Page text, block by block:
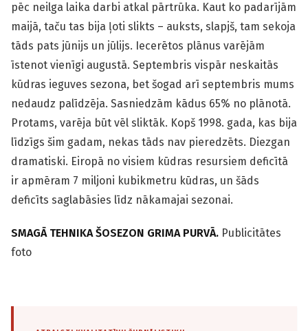
pēc neilga laika darbi atkal pārtrūka. Kaut ko padarījām
maijā, taču tas bija ļoti slikts – auksts, slapjš, tam sekoja
tāds pats jūnijs un jūlijs. Iecerētos plānus varējām
īstenot vienīgi augustā. Septembris vispār neskaitās
kūdras ieguves sezona, bet šogad arī septembris mums
nedaudz palīdzēja. Sasniedzām kādus 65% no plānotā.
Protams, varēja būt vēl sliktāk. Kopš 1998. gada, kas bija
līdzīgs šim gadam, nekas tāds nav pieredzēts. Diezgan
dramatiski. Eiropā no visiem kūdras resursiem deficītā
ir apmēram 7 miljoni kubikmetru kūdras, un šāds
deficīts saglabāsies līdz nākamajai sezonai.
SMAGĀ TEHNIKA ŠOSEZON GRIMA PURVĀ. Publicitātes
foto